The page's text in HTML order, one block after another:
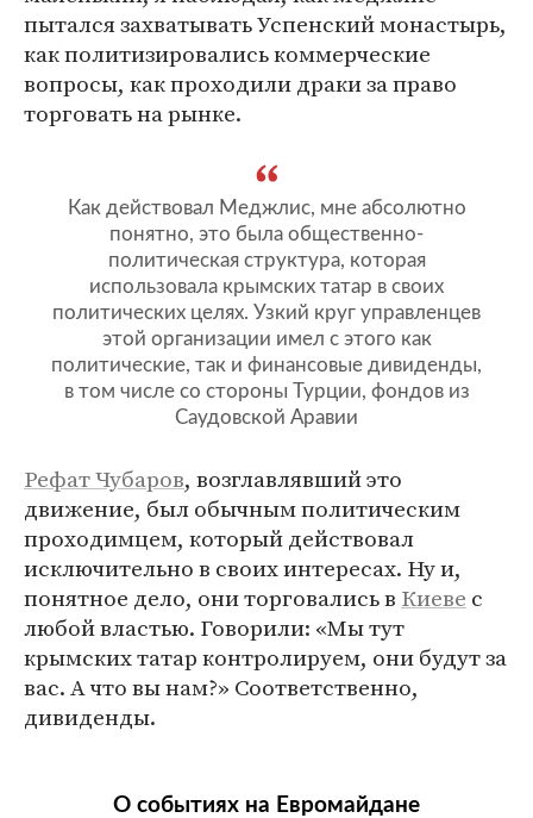
пытался захватывать Успенский монастырь,
как политизировались коммерческие
вопросы, как проходили драки за право
торговать на рынке.
Как действовал Меджлис, мне абсолютно
понятно, это была общественно-
политическая структура, которая
использовала крымских татар в своих
политических целях. Узкий круг управленцев
этой организации имел с этого как
политические, так и финансовые дивиденды,
в том числе со стороны Турции, фондов из
Саудовской Аравии
Рефат Чубаров, возглавлявший это
движение, был обычным политическим
проходимцем, который действовал
исключительно в своих интересах. Ну и,
понятное дело, они торговались в Киеве с
любой властью. Говорили: «Мы тут
крымских татар контролируем, они будут за
вас. А что вы нам?» Соответственно,
дивиденды.
О событиях на Евромайдане